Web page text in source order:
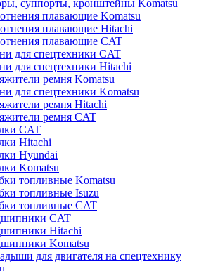
суппорты, кронштейны Komatsu
плавающие Komatsu
плавающие Hitachi
плавающие CAT
для спецтехники CAT
для спецтехники Hitachi
ремня Komatsu
для спецтехники Komatsu
ремня Hitachi
ремня CAT
CAT
Hitachi
Hyundai
Komatsu
топливные Komatsu
топливные Isuzu
топливные CAT
CAT
Hitachi
Komatsu
для двигателя на спецтехнику